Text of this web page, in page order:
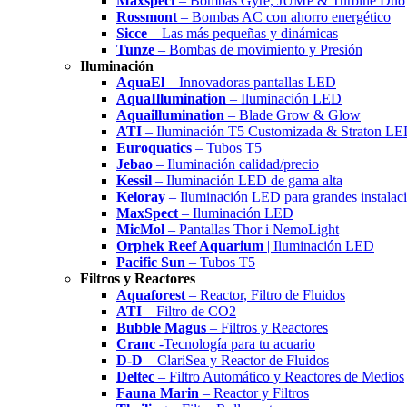
Rossmont – Bombas AC con ahorro energético
Sicce – Las más pequeñas y dinámicas
Tunze – Bombas de movimiento y Presión
Iluminación
AquaEl – Innovadoras pantallas LED
AquaIllumination – Iluminación LED
Aquaillumination – Blade Grow & Glow
ATI – Iluminación T5 Customizada & Straton
Euroquatics – Tubos T5
Jebao – Iluminación calidad/precio
Kessil – Iluminación LED de gama alta
Keloray – Iluminación LED para grandes
MaxSpect – Iluminación LED
MicMol – Pantallas Thor i NemoLight
Orphek Reef Aquarium | Iluminación LED
Pacific Sun – Tubos T5
Filtros y Reactores
Aquaforest – Reactor, Filtro de Fluidos
ATI – Filtro de CO2
Bubble Magus – Filtros y Reactores
Cranc -Tecnología para tu acuario
D-D – ClariSea y Reactor de Fluidos
Deltec – Filtro Automático y Reactores de Medios
Fauna Marin – Reactor y Filtros